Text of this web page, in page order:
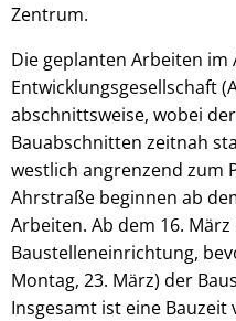
Zentrum.
Die geplanten Arbeiten
Entwicklungsgesellschaft
abschnittsweise, wobei
Bauabschnitten zeitnah
westlich angrenzend zum
Ahrstraße beginnen ab
Arbeiten. Ab dem 16.
Baustelleneinrichtung,
Montag, 23. März) der
Insgesamt ist eine